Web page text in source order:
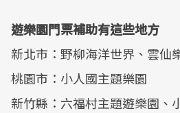
遊樂園門票補助有這些地方
新北市：野柳海洋世界、雲仙
桃園市：小人國主題樂園
新竹縣：六福村主題遊樂園、